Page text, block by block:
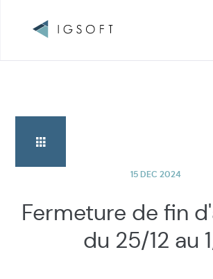
Fermeture de fin
du 25/12 au
15 DEC 2024
Navigation